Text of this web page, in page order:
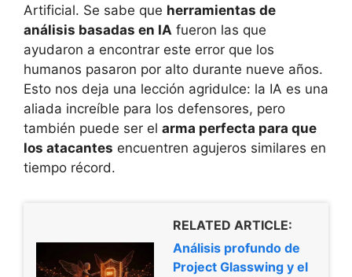
Artificial. Se sabe que herramientas de
análisis basadas en IA fueron las que
ayudaron a encontrar este error que los
humanos pasaron por alto durante nueve años.
Esto nos deja una lección agridulce: la IA es una
aliada increíble para los defensores, pero
también puede ser el arma perfecta para que
los atacantes encuentren agujeros similares en
tiempo récord.
RELATED ARTICLE:
Análisis profundo de
Project Glasswing y el